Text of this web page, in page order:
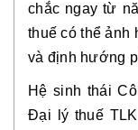
chắc ngay từ
thuế có thể ảnh
và định hướng
Hệ sinh thái
Đại lý thuế